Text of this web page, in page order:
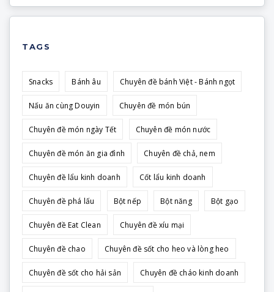
TAGS
Snacks Bánh âu Chuyên đề bánh Việt - Bánh ngọt
Nấu ăn cùng Douyin Chuyên đề món bún
Chuyên đề món ngày Tết Chuyên đề món nước
Chuyên đề món ăn gia đình Chuyên đề chả, nem
Chuyên đề lẩu kinh doanh Cốt lẩu kinh doanh
Chuyên đề phá lấu Bột nếp Bột năng Bột gạo
Chuyên đề Eat Clean Chuyên đề xíu mại
Chuyên đề chao Chuyên đề sốt cho heo và lòng heo
Chuyên đề sốt cho hải sản Chuyên đề cháo kinh doanh